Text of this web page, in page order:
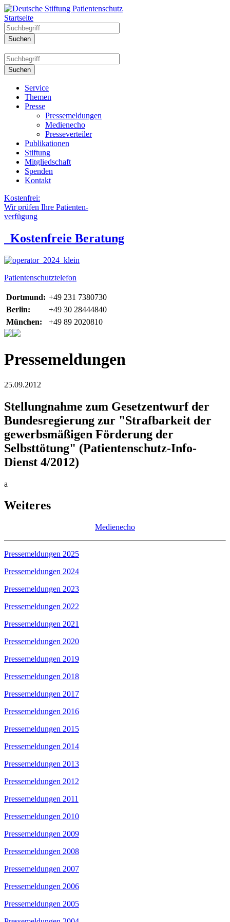
Startseite
Service
Themen
Presse
Pressemeldungen
Medienecho
Presseverteiler
Publikationen
Stiftung
Mitgliedschaft
Spenden
Kontakt
Kostenfrei:
Wir prüfen Ihre Patienten-
verfügung
Kostenfreie Beratung
Patientenschutztelefon
Dortmund: +49 231 7380730
Berlin:
+49 30 28444840
München:
+49 89 2020810
Pressemeldungen
25.09.2012
Stellungnahme zum Gesetzentwurf der
Bundesregierung zur "Strafbarkeit der
gewerbsmäßigen Förderung der
Selbsttötung" (Patientenschutz-Info-
Dienst 4/2012)
a
Weiteres
Medienecho
Pressemeldungen 2025
Pressemeldungen 2024
Pressemeldungen 2023
Pressemeldungen 2022
Pressemeldungen 2021
Pressemeldungen 2020
Pressemeldungen 2019
Pressemeldungen 2018
Pressemeldungen 2017
Pressemeldungen 2016
Pressemeldungen 2015
Pressemeldungen 2014
Pressemeldungen 2013
Pressemeldungen 2012
Pressemeldungen 2011
Pressemeldungen 2010
Pressemeldungen 2009
Pressemeldungen 2008
Pressemeldungen 2007
Pressemeldungen 2006
Pressemeldungen 2005